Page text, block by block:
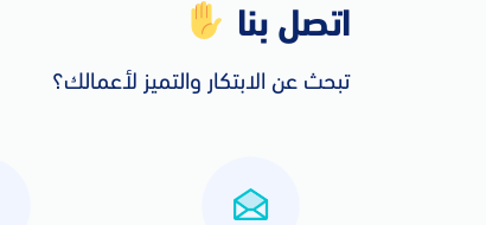
اتصل بنا
تبحث عن الابتكار والتميز لأعمالك؟